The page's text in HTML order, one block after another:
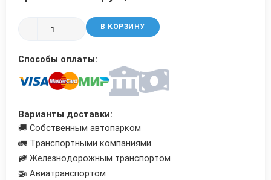
В КОРЗИНУ
Способы оплаты:
Варианты доставки:
🚚 Собственным автопарком
🚛 Транспортными компаниями
🚞 Железнодорожным транспортом
🚁 Авиатранспортом
Трубы в ВУС изоляции